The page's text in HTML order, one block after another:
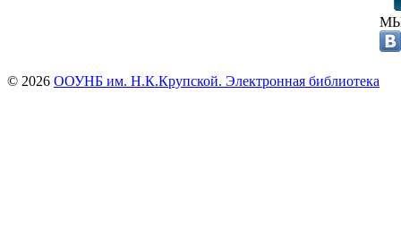
© 2026 ООУНБ им. Н.К.Крупской. Электронная библиотека